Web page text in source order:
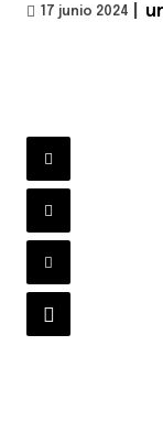
17 junio 2024